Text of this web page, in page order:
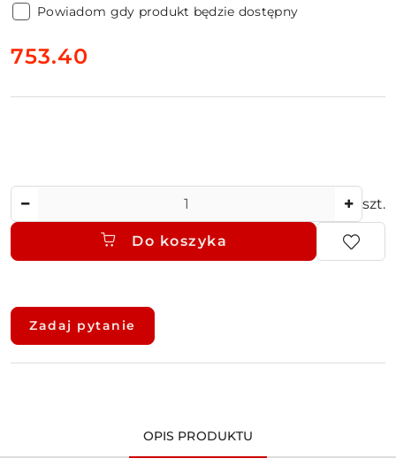
Powiadom gdy produkt będzie dostępny
cena:
753.40
szt.
Do koszyka
Dostępność
dostawa
Zadaj pytanie
OPIS PRODUKTU